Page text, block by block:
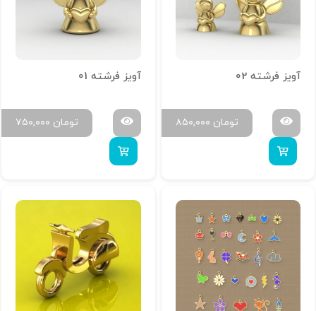
آویز فرشته 02
۸۵۰,۰۰۰ تومان
آویز فرشته 01
۷۵۰,۰۰۰ تومان